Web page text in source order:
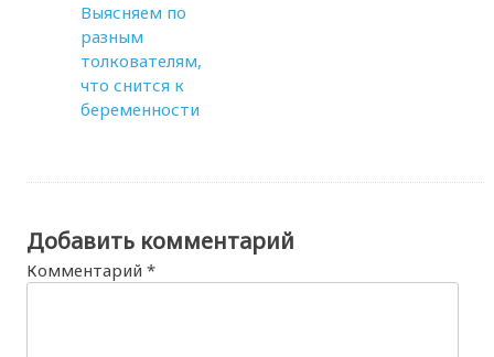
Выясняем по
разным
толкователям,
что снится к
беременности
Добавить комментарий
Комментарий*